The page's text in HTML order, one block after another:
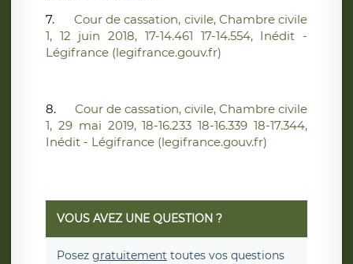
7.
Cour de cassation, civile, Chambre civile
1, 12 juin 2018, 17-14.461 17-14.554, Inédit -
Légifrance (legifrance.gouv.fr)
8.
Cour de cassation, civile, Chambre civile
1, 29 mai 2019, 18-16.233 18-16.339 18-17.344,
Inédit - Légifrance (legifrance.gouv.fr)
VOUS AVEZ UNE QUESTION ?
Posez gratuitement toutes vos questions